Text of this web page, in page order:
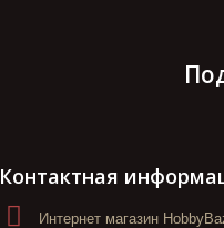
Контактная
Интернет магазин